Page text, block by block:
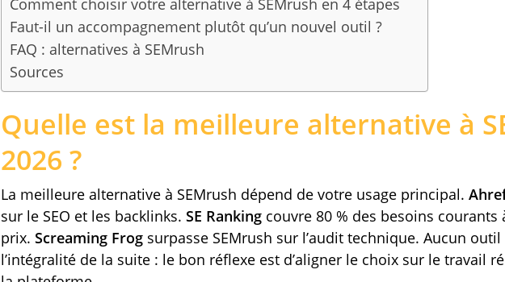
Comment choisir votre alternative à SEMrush en 4 étapes
Faut-il un accompagnement plutôt qu’un nouvel outil ?
FAQ : alternatives à SEMrush
Sources
Quelle est la meilleure alternative à
2026 ?
La meilleure alternative à SEMrush dépend de votre usage principal.
sur le SEO et les backlinks. SE Ranking couvre 80 % des besoins
prix. Screaming Frog surpasse SEMrush sur l’audit technique. Aucun
l’intégralité de la suite : le bon réflexe est d’aligner le choix sur le travail